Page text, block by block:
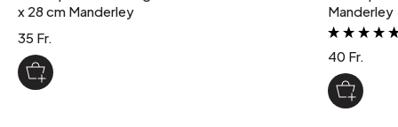
x 28 cm Manderley
35 Fr.
Manderley
40 Fr.